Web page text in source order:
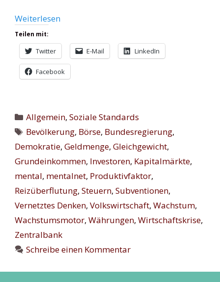
Weiterlesen
Teilen mit:
Twitter E-Mail LinkedIn
Facebook
Kategorien
Allgemein,Soziale Standards
Schlagwörter
Bevölkerung, Börse, Bundesregierung,
Demokratie, Geldmenge, Gleichgewicht,
Grundeinkommen, Investoren, Kapitalmärkte,
mental, mentalnet, Produktivfaktor,
Reizüberflutung, Steuern, Subventionen,
Vernetztes Denken, Volkswirtschaft, Wachstum,
Wachstumsmotor, Währungen, Wirtschaftskrise,
Zentralbank
Schreibe einen Kommentar